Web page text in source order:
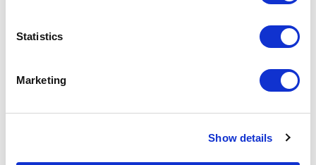
Statistics
Marketing
Show details
€ 49,95
OP VOORRAAD